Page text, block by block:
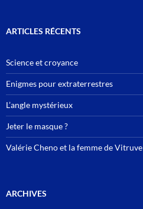
ARTICLES RÉCENTS
Science et croyance
Enigmes pour extraterrestres
L’angle mystérieux
Jeter le masque ?
Valérie Cheno et la femme de Vitruve
ARCHIVES